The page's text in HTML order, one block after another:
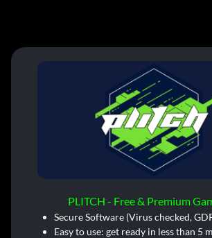
PLITCH - Free & Premium
Secure Software (Virus checked,
Easy to use: get ready in less than 5